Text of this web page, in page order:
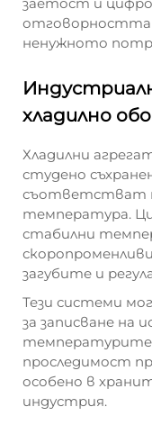
отговорността
ненужното
хладилно
Хладилни
студено
съответстват
температура.
стабилни
загубите и
Тези системи
за записване на
температурите,
проследимост
особено в
индустрия.